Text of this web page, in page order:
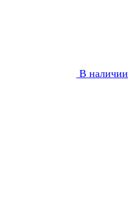
В наличии